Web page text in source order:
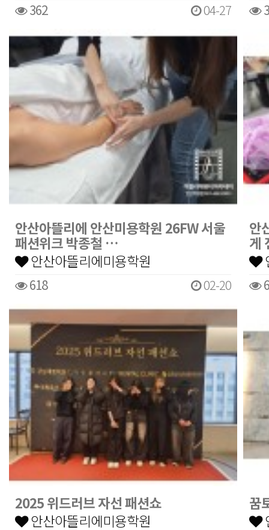
362 04-27
안산아뜰리에 안산미용학원 26FW 서울
패션위크 박종철 …
안산아뜰리에미용학원
618 02-20
안
게
2025 위드러브 자선 패션쇼
안산아뜰리에미용학원
꿈